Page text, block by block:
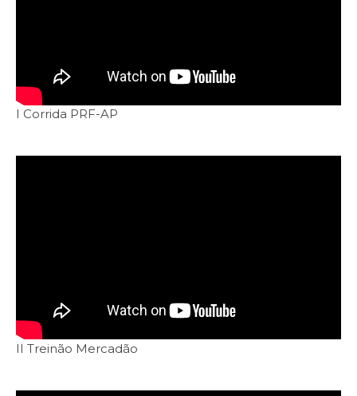
I Corrida PRF-AP
II Treinão Mercadão